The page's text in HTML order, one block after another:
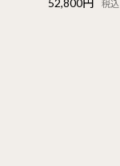
52,800円 税込